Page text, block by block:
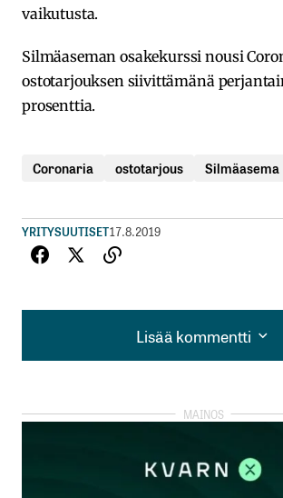
vaikutusta.
Silmäaseman osakekurssi nousi
ostotarjouksen siivittämänä
prosenttia.
Coronaria ostotarjous Silmäasema
YRITYSUUTISET17.8.2019
Lisää kommentti
Lisää kommentti
rekisteröityä